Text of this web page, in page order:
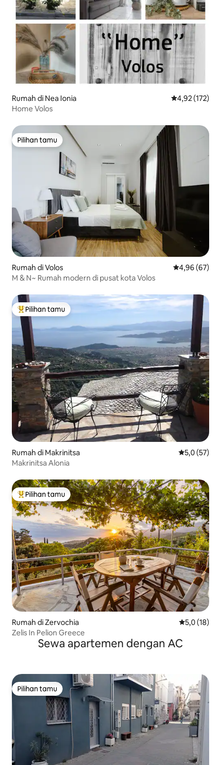
Rumah di Nea Ionia Nilai rata-rata
4,92 (172)
Home Volos
Pilihan tamu
Pilihan tamu
Rumah di Volos Nilai rata-rata
4,96 (67)
M & N~ Rumah modern di pusat kota Volos
Pilihan tamu terpopuler
Pilihan tamu
Rumah di Makrinitsa Nilai rata-
5,0 (57)
Makrinitsa Alonia
Pilihan tamu terpopuler
Pilihan tamu
Rumah di Zervochia Nilai rata-
5,0 (18)
Zelis In Pelion Greece
Sewa apartemen dengan AC
Pilihan tamu
Pilihan tamu